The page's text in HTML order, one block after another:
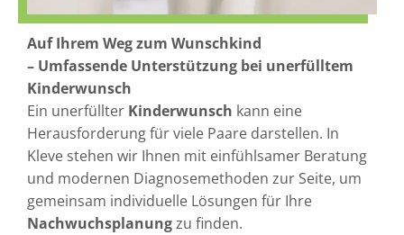
Auf Ihrem Weg zum Wunschkind
– Umfassende Unterstützung bei unerfülltem
Kinderwunsch
Ein unerfüllter Kinderwunsch kann eine
Herausforderung für viele Paare darstellen. In
Kleve stehen wir Ihnen mit einfühlsamer Beratung
und modernen Diagnosemethoden zur Seite, um
gemeinsam individuelle Lösungen für Ihre
Nachwuchsplanungzu finden.